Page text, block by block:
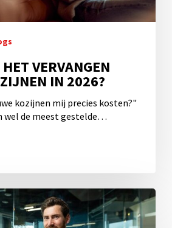
VERVANGEN
IN 2026?
kozijnen mij precies kosten?"
wel de meest gestelde…